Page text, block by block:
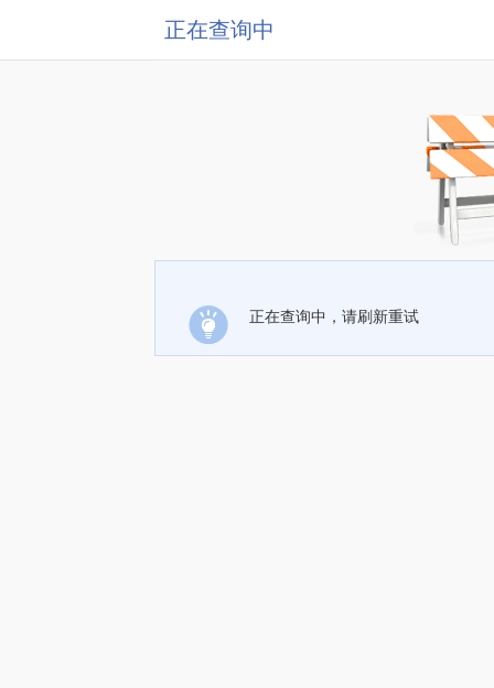
正在查询中
正在查询中，请刷新重试